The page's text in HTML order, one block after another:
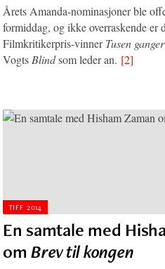
Årets Amanda-nominasjoner ble
formiddag, og ikke overraskende er
Filmkritikerpris-vinnerTusen
Vogts Blindsom leder an. [2]
TIFF 2014
En samtale med
omBrev til kongen